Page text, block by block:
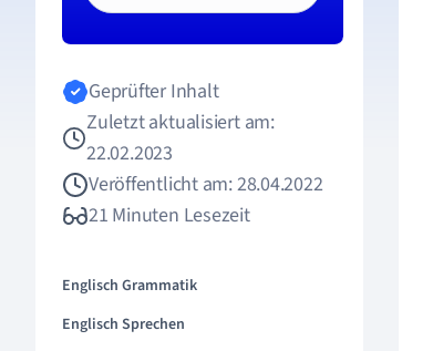
Geprüfter Inhalt
Zuletzt aktualisiert am:
22.02.2023
Veröffentlicht am: 28.04.2022
21 Minuten Lesezeit
Englisch Grammatik
Englisch Sprechen